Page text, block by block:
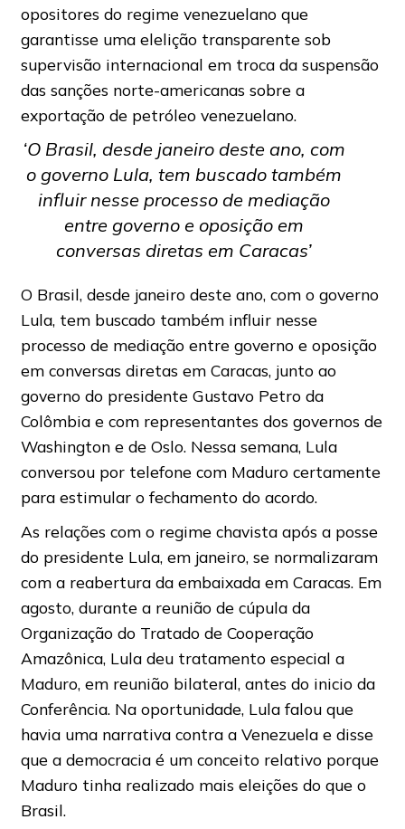
opositores do regime venezuelano que
garantisse uma elelição transparente sob
supervisão internacional em troca da suspensão
das sanções norte-americanas sobre a
exportação de petróleo venezuelano.
‘O Brasil, desde janeiro deste ano, com
o governo Lula, tem buscado também
influir nesse processo de mediação
entre governo e oposição em
conversas diretas em Caracas’
O Brasil, desde janeiro deste ano, com o governo
Lula, tem buscado também influir nesse
processo de mediação entre governo e oposição
em conversas diretas em Caracas, junto ao
governo do presidente Gustavo Petro da
Colômbia e com representantes dos governos de
Washington e de Oslo. Nessa semana, Lula
conversou por telefone com Maduro certamente
para estimular o fechamento do acordo.
As relações com o regime chavista após a posse
do presidente Lula, em janeiro, se normalizaram
com a reabertura da embaixada em Caracas. Em
agosto, durante a reunião de cúpula da
Organização do Tratado de Cooperação
Amazônica, Lula deu tratamento especial a
Maduro, em reunião bilateral, antes do inicio da
Conferência. Na oportunidade, Lula falou que
havia uma narrativa contra a Venezuela e disse
que a democracia é um conceito relativo porque
Maduro tinha realizado mais eleições do que o
Brasil.